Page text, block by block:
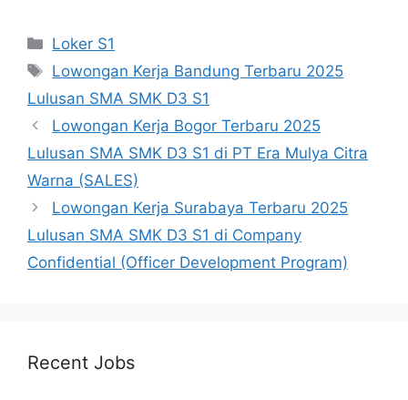
Kategori
Loker S1
Tag
Lowongan Kerja Bandung Terbaru 2025
Lulusan SMA SMK D3 S1
Lowongan Kerja Bogor Terbaru 2025
Lulusan SMA SMK D3 S1 di PT Era Mulya Citra
Warna (SALES)
Lowongan Kerja Surabaya Terbaru 2025
Lulusan SMA SMK D3 S1 di Company
Confidential (Officer Development Program)
Recent Jobs